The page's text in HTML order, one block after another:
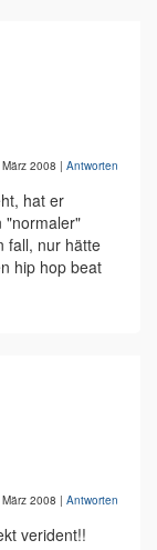
2008 | Antworten
hat er
"normaler"
fall, nur hätte
hip hop beat
2008 | Antworten
verident!!